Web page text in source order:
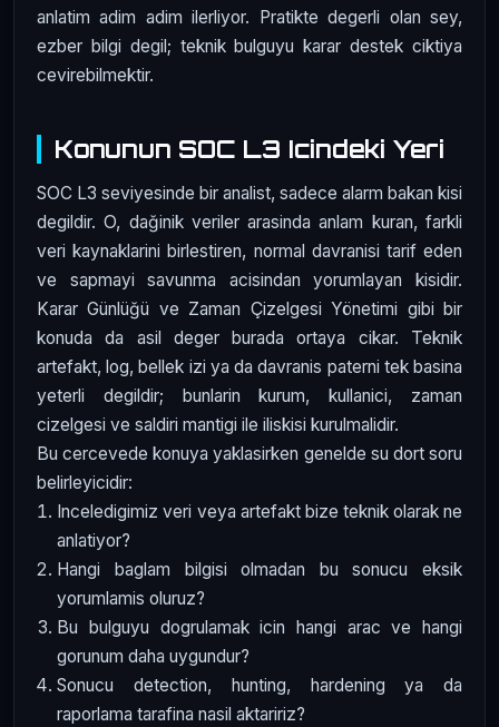
anlatim adim adim ilerliyor. Pratikte degerli olan sey,
ezber bilgi degil; teknik bulguyu karar destek ciktiya
cevirebilmektir.
Konunun SOC L3 Icindeki Yeri
SOC L3 seviyesinde bir analist, sadece alarm bakan kisi
degildir. O, dağinik veriler arasinda anlam kuran, farkli
veri kaynaklarini birlestiren, normal davranisi tarif eden
ve sapmayi savunma acisindan yorumlayan kisidir.
Karar Günlüğü ve Zaman Çizelgesi Yönetimi gibi bir
konuda da asil deger burada ortaya cikar. Teknik
artefakt, log, bellek izi ya da davranis paterni tek basina
yeterli degildir; bunlarin kurum, kullanici, zaman
cizelgesi ve saldiri mantigi ile iliskisi kurulmalidir.
Bu cercevede konuya yaklasirken genelde su dort soru
belirleyicidir:
Inceledigimiz veri veya artefakt bize teknik olarak ne
anlatiyor?
Hangi baglam bilgisi olmadan bu sonucu eksik
yorumlamis oluruz?
Bu bulguyu dogrulamak icin hangi arac ve hangi
gorunum daha uygundur?
Sonucu detection, hunting, hardening ya da
raporlama tarafina nasil aktaririz?